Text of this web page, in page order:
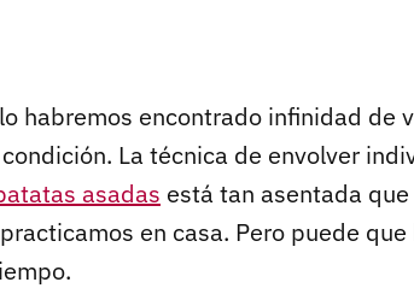
habremos encontrado infinidad de
La técnica de envolver
asadas está tan asentada
en casa. Pero puede